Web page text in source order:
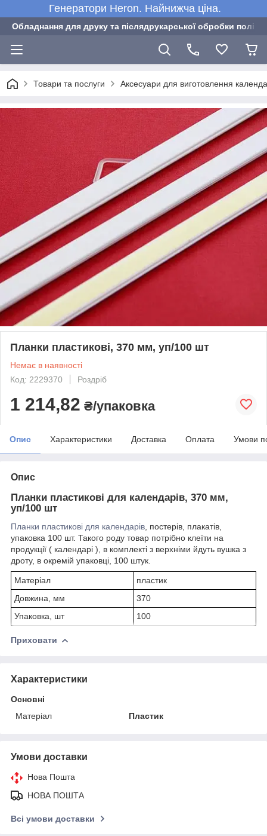
Генератори Heron. Найнижча ціна.
Обладнання для друку та післядрукарської обробки
Товари та послуги Аксесуари для виготовлення
Планки пластикові, 370 мм, уп/100 шт
Немає в наявності
Код: 2229370
Роздріб
1 214,82 ₴/упаковка
Опис Характеристики Доставка Оплата Умови
Опис
Планки пластикові для календарів, 370 мм,
уп/100 шт
Планки пластикові для календарів , постерів, плакатів,
упаковка 100 шт. Такого роду товар потрібно клеїти на
продукції ( календарі ), в комплекті з верхніми йдуть вушка з
дроту, в окремій упаковці, 100 штук.
Матеріал
пластик
Довжина, мм
370
Упаковка, шт
100
Приховати
Характеристики
Основні
Матеріал
Пластик
Умови доставки
Нова Пошта
НОВА ПОШТА
Всі умови доставки